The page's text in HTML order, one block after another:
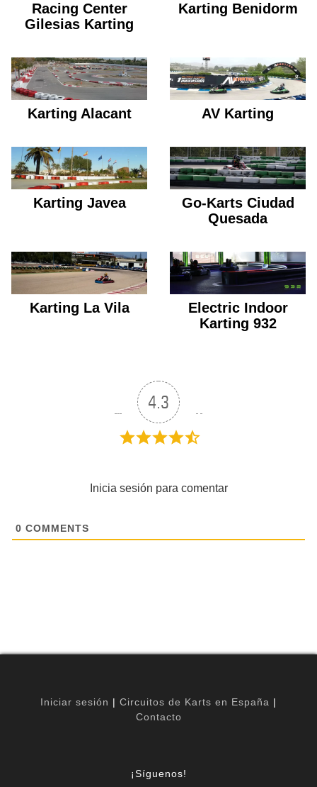
Racing Center
Gilesias Karting
Karting Benidorm
Karting Alacant AV Karting
Karting Javea
Go-Karts Ciudad
Quesada
Karting La Vila
Electric Indoor
Karting 932
4.3
Inicia sesión para comentar
0 COMMENTS
Iniciar sesión | Circuitos de Karts en España |
Contacto
¡Síguenos!